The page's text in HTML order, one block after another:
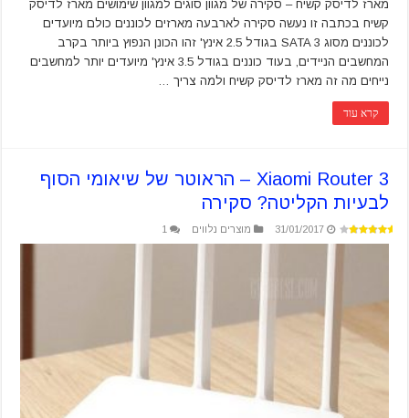
מארז לדיסק קשיח – סקירה של מגוון סוגים למגוון שימושים מארז לדיסק
קשיח בכתבה זו נעשה סקירה לארבעה מארזים לכוננים כולם מיועדים
לכוננים מסוג SATA 3 בגודל 2.5 אינץ' זהו הכונן הנפוץ ביותר בקרב
המחשבים הניידים, בעוד כוננים בגודל 3.5 אינץ' מיועדים יותר למחשבים
נייחים מה זה מארז לדיסק קשיח ולמה צריך …
קרא עוד
Xiaomi Router 3 – הראוטר של שיאומי הסוף
לבעיות הקליטה? סקירה
31/01/2017 מוצרים נלווים 1